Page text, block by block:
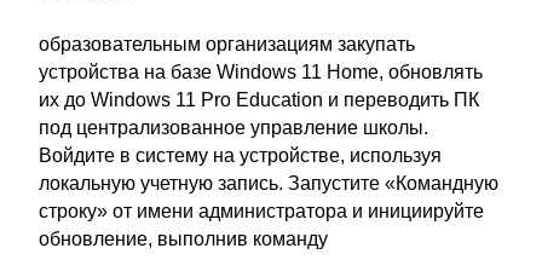
образовательным организациям закупать
устройства на базе Windows 11 Home, обновлять
их до Windows 11 Pro Education и переводить ПК
под централизованное управление школы.
Войдите в систему на устройстве, используя
локальную учетную запись. Запустите «Командную
строку» от имени администратора и инициируйте
обновление, выполнив команду